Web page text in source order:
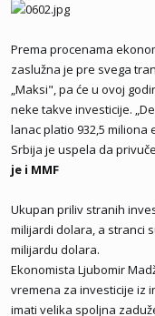
Prema procenama
zaslužna je pre svega
„Maksi", pa će u ovoj
neke takve investicije.
lanac platio 932,5 miliona
Srbija je uspela da
je i MMF
Ukupan priliv stranih
milijardi dolara, a stranci
milijardu dolara.
Ekonomista Ljubomir
vremena za investicije iz
imati velika spoljna